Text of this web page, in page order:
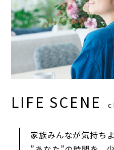
LIFE SCENE
家族みんなが気持ち